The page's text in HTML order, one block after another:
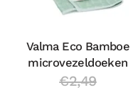
Valma Eco Bamboe
microvezeldoeken
€2,49